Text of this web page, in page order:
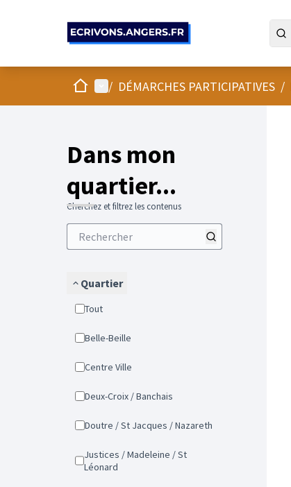
AccueilMenu principal
/ DÉMARCHES PARTICIPATIVES /
Dans mon
quartier...
Cherchez et filtrez les contenus
Quartier
Tout
Belle-Beille
Centre Ville
Deux-Croix / Banchais
Doutre / St Jacques / Nazareth
Justices / Madeleine / St
Léonard